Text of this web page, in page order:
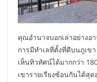
คุณอำนาจบอกเล่าอย่างอ
การมีทำเลที่ตั้งที่ดีบนภูเข
เห็นทิวทัศน์ได้มากกว่า
เขารายเรียงซ้อนกันได้สุ